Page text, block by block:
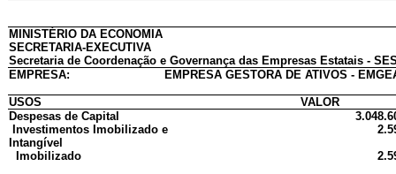
MINISTÉRIO DA ECONOMIA
SECRETARIA-EXECUTIVA
Secretaria de Coordenação e Governança das Empresas Estatais -
EMPRESA:
EMPRESA GESTORA DE ATIVOS -
USOS
VALOR
Despesas de Capital
Investimentos Imobilizado e
Intangível
Imobilizado